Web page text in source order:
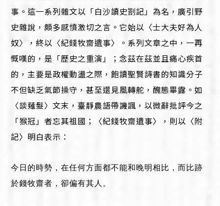
事。這一系列雜文以「白沙讀史劄記」為名，廣引野
史雜說，頗多感憤激切之言。它始以〈士大夫好為人
奴〉，終以〈紀錢牧齋遺事〉。系列文章之中，一再
慨嘆的，是「歷史之重演」；念茲在茲並且痛心疾首
的，主要是政權動盪之際，飽讀聖賢詩書的知識分子
不但缺乏氣節操守，甚至還見風轉舵，醜態畢露。如
〈談薙髮〉文末，臺靜農語帶譏諷，以微辭批評今之
「猴冠」者忘其祖國；〈紀錢牧齋遺事〉，則以〈附
記〉明白表示：
今日的時勢，在任何方面都不能和晚明相比，而比跡
於錢牧齋者，卻偏有其人。